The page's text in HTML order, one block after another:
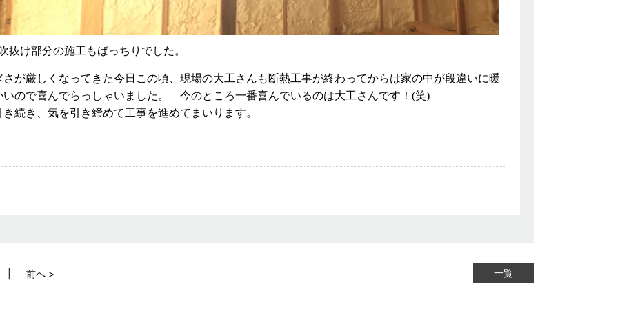
抜け部分の施工もばっちりでした。
さが厳しくなってきた今日この頃、現場の大工さんも断熱工事が終わってからは家の中が段違いに暖
いので喜んでらっしゃいました。 今のところ一番喜んでいるのは大工さんです！(笑)
き続き、気を引き締めて工事を進めてまいります。
一覧
前へ >